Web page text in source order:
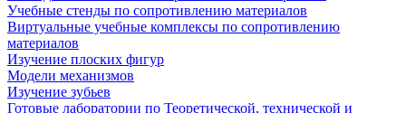
Учебные стенды по сопротивлению материалов
Виртуальные учебные комплексы по сопротивлению
материалов
Изучение плоских фигур
Модели механизмов
Изучение зубьев
Готовые лаборатории по Теоретической, технической и